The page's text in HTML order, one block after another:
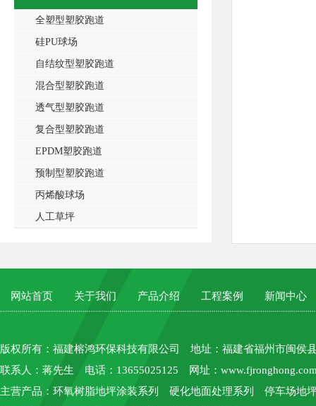
全塑型塑胶跑道
硅PU球场
自结纹型塑胶跑道
混合型塑胶跑道
透气型塑胶跑道
复合型塑胶跑道
EPDM塑胶跑道
预制型塑胶跑道
丙烯酸球场
人工草坪
网站首页 关于我们 产品介绍 工程案例 新闻中心
版权所有： 福建榕鸿环保科技有限公司
地址：福建省福州市闽侯
联系人：蒋先生 电话：13655025125 网址：
主营产品：环氧树脂地坪涂装系列 硬化地面处理系列 停车场